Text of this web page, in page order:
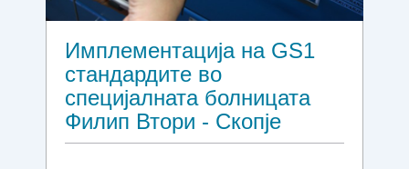
Имплементација на GS1
стандардите во
специјалната болницата
Филип Втори - Скопје